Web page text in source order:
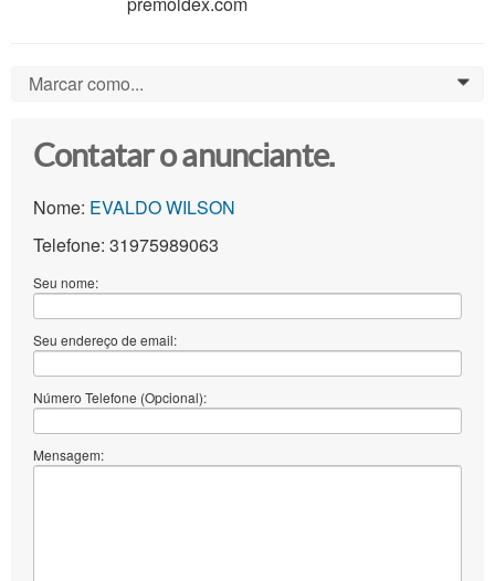
Marcar como... 0
Contatar o anunciante.
Nome: EVALDO WILSON
Telefone: 31975989063
Seu nome:
Seu endereço de email:
Número Telefone (Opcional):
Mensagem: